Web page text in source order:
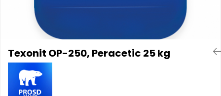
Detergenti Ultra-Concentrati
Articole Natur
Articole Natur + Albe
Articole din Hartie
Consumabile
Catering
Servetele
Mop Talpa
Mopuri Clasice
Produse din plastic
Racleta Pardoseala
Spalatoare Inox/ Sarma
Texonit OP-250, Peracetic 25 kg